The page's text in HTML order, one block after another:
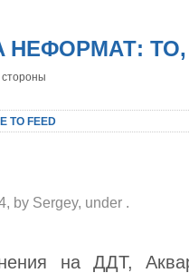
НЕФОРМАТ:
стороны
TO FEED
by Sergey, under .
на ДДТ,